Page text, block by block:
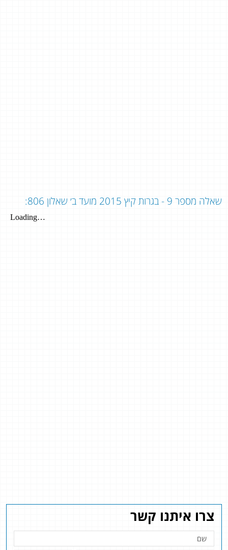
צרו איתנו קשר
שאלה מספר 9 - בגרות קיץ 2015 מועד ב׳ שאלון 806: